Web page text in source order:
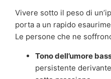
Vivere sotto il peso di
porta a un rapido
Le persone che ne
Tono dell’umore
persistente